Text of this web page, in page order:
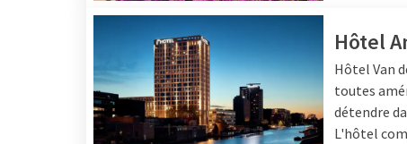
Hôtel
Hôtel Van
toutes
détendre
L'hôtel